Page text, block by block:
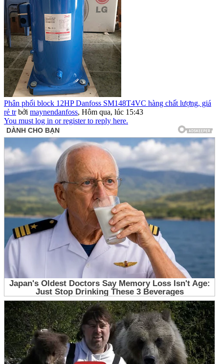
Phân phối block 12HP Danfoss SM148T4VC hàng chất lượng, giá
rẻ tr bởi maynendanfoss, Hôm qua, lúc 15:43
You must log in or register to reply here.